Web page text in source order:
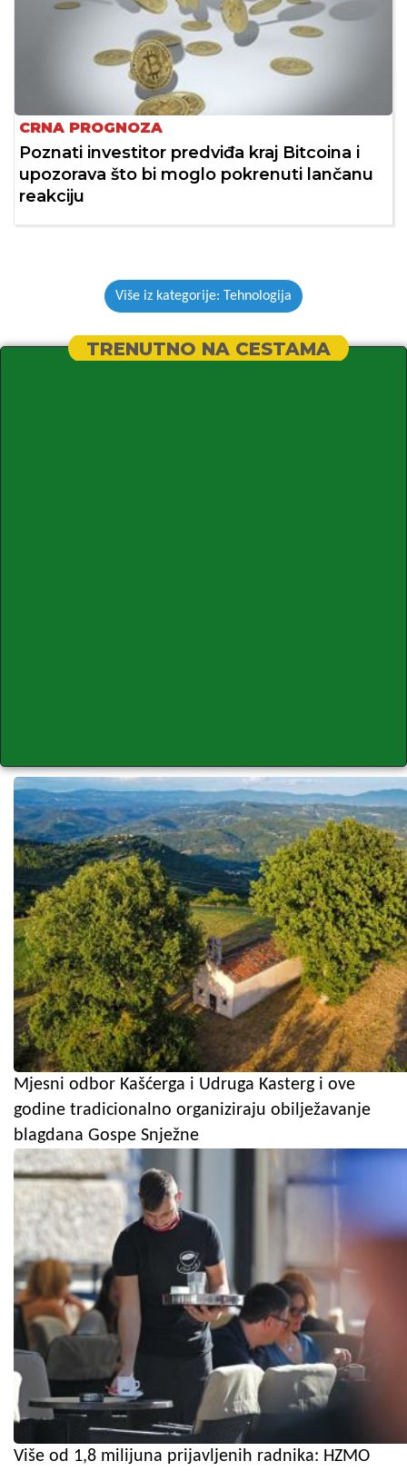
CRNA PROGNOZA
Poznati investitor predviđa kraj Bitcoina i
upozorava što bi moglo pokrenuti lančanu
reakciju
Više iz kategorije: Tehnologija
TRENUTNO NA CESTAMA
Mjesni odbor Kašćerga i Udruga Kasterg i ove
godine tradicionalno organiziraju obilježavanje
blagdana Gospe Snježne
Više od 1,8 milijuna prijavljenih radnika: HZMO